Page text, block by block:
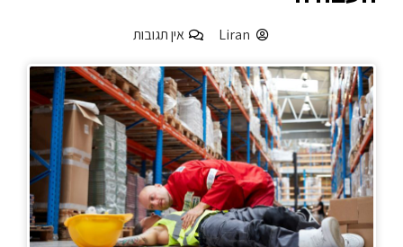
Liran אין תגובות